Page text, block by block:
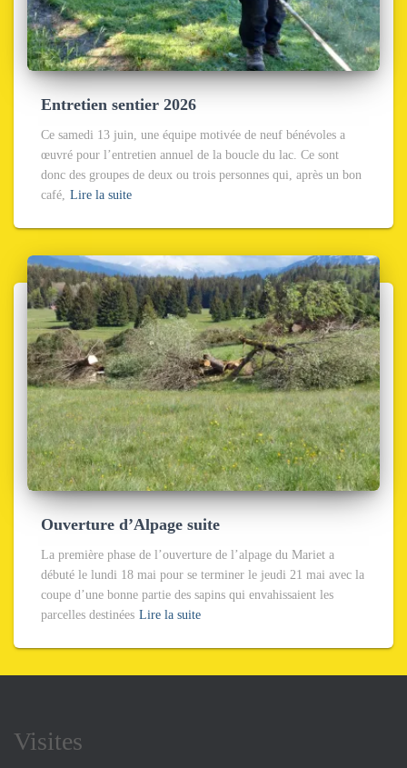
Entretien sentier 2026
Ce samedi 13 juin, une équipe motivée de neuf bénévoles a
œuvré pour l’entretien annuel de la boucle du lac. Ce sont
donc des groupes de deux ou trois personnes qui, après un bon
café, Lire la suite
Ouverture d’Alpage suite
La première phase de l’ouverture de l’alpage du Mariet a
débuté le lundi 18 mai pour se terminer le jeudi 21 mai avec la
coupe d’une bonne partie des sapins qui envahissaient les
parcelles destinées Lire la suite
Visites